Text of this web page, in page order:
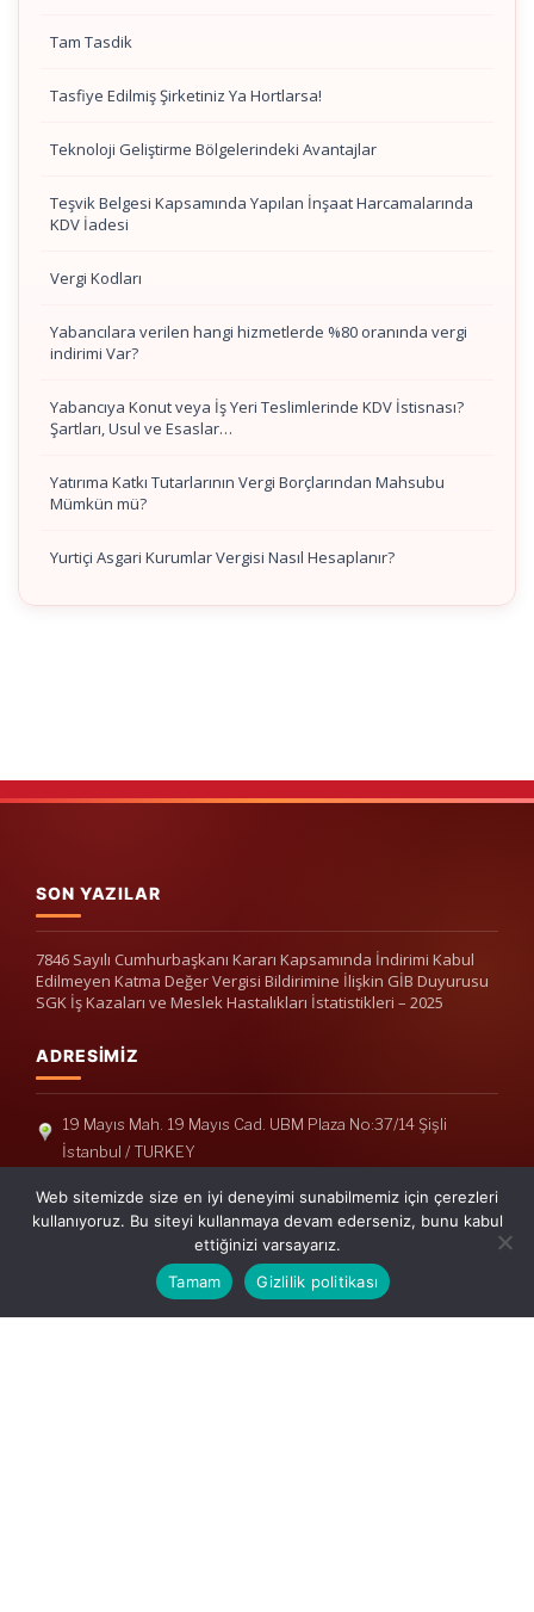
Tam Tasdik
Tasfiye Edilmiş Şirketiniz Ya Hortlarsa!
Teknoloji Geliştirme Bölgelerindeki Avantajlar
Teşvik Belgesi Kapsamında Yapılan İnşaat Harcamalarında
KDV İadesi
Vergi Kodları
Yabancılara verilen hangi hizmetlerde %80 oranında vergi
indirimi Var?
Yabancıya Konut veya İş Yeri Teslimlerinde KDV İstisnası?
Şartları, Usul ve Esaslar…
Yatırıma Katkı Tutarlarının Vergi Borçlarından Mahsubu
Mümkün mü?
Yurtiçi Asgari Kurumlar Vergisi Nasıl Hesaplanır?
SON YAZILAR
7846 Sayılı Cumhurbaşkanı Kararı Kapsamında İndirimi Kabul
Edilmeyen Katma Değer Vergisi Bildirimine İlişkin GİB Duyurusu
SGK İş Kazaları ve Meslek Hastalıkları İstatistikleri – 2025
ADRESIMIZ
19 Mayıs Mah. 19 Mayıs Cad. UBM Plaza No:37/14 Şişli
İstanbul / TURKEY
Telefon: +90(212) 240 33 39
Telefon: +90(212) 248 19 36
info@erisymm.com
Web sitemizde size en iyi deneyimi sunabilmemiz için çerezleri
kullanıyoruz. Bu siteyi kullanmaya devam ederseniz, bunu kabul
ettiğinizi varsayarız.
Tamam
Gizlilik politikası